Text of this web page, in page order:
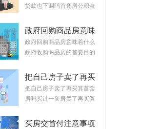
吗？公积金贷款会随
吗？
贷款也下调吗首套房公积金
政府回购商品房意味
着什么？政府回购安
置房价格如何定？
政府回购商品房意味着什么
政府收购商品房的首要目的
把自己房子卖了再买
算首套房吗？把房子
卖掉再买房子算二套
把自己房子卖了再买算首套
房吗买过一套房卖了再买算
买房交首付注意事项